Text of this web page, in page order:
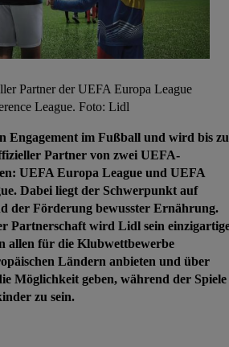
Partner der UEFA Europa League
League. Foto: Lidl
Engagement im Fußball und wird bis
Partner von zwei UEFA-
UEFA Europa League und UEFA
Dabei liegt der Schwerpunkt auf
der Förderung bewusster Ernährung.
Partnerschaft wird Lidl sein
allen für die Klubwettbewerbe
Ländern anbieten und über
Möglichkeit geben, während der Spiele
zu sein.